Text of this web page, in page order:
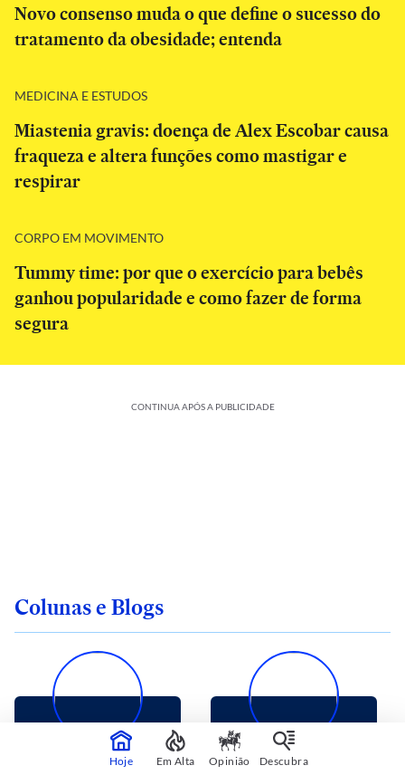
Novo consenso muda o que define o sucesso do
tratamento da obesidade; entenda
MEDICINA E ESTUDOS
Miastenia gravis: doença de Alex Escobar causa
fraqueza e altera funções como mastigar e
respirar
CORPO EM MOVIMENTO
Tummy time: por que o exercício para bebês
ganhou popularidade e como fazer de forma
segura
CONTINUA APÓS A PUBLICIDADE
Colunas e Blogs
CARLOS ANDREAZZA FABIO GALLO
Hoje Em Alta Opinião Descubra